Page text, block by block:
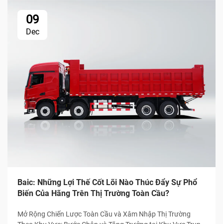
09
Dec
Baic: Những Lợi Thế Cốt Lõi Nào Thúc Đẩy Sự Phổ
Biến Của Hãng Trên Thị Trường Toàn Cầu?
Mở Rộng Chiến Lược Toàn Cầu và Xâm Nhập Thị Trường